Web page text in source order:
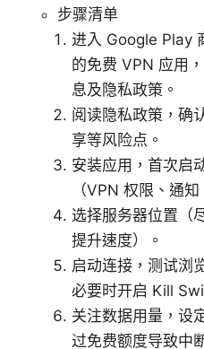
步骤清单
进入 Google Play
的免费 VPN 应用
息及隐私政策。
阅读隐私政策，确
享等风险点。
安装应用，首次启
（VPN 权限、通
选择服务器位置（
提升速度）。
启动连接，测试浏
必要时开启 Kill
关注数据用量，设
过免费额度导致中